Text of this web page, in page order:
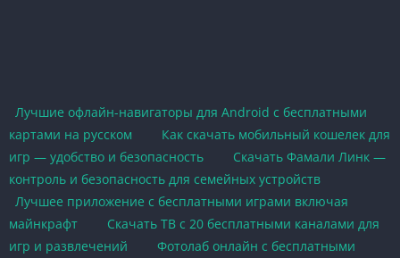
Лучшие офлайн-навигаторы для Android с бесплатными
картами на русском
Как скачать мобильный кошелек для
игр — удобство и безопасность
Скачать Фамали Линк —
контроль и безопасность для семейных устройств
Лучшее приложение с бесплатными играми включая
майнкрафт
Скачать ТВ с 20 бесплатными каналами для
игр и развлечений
Фотолаб онлайн с бесплатными